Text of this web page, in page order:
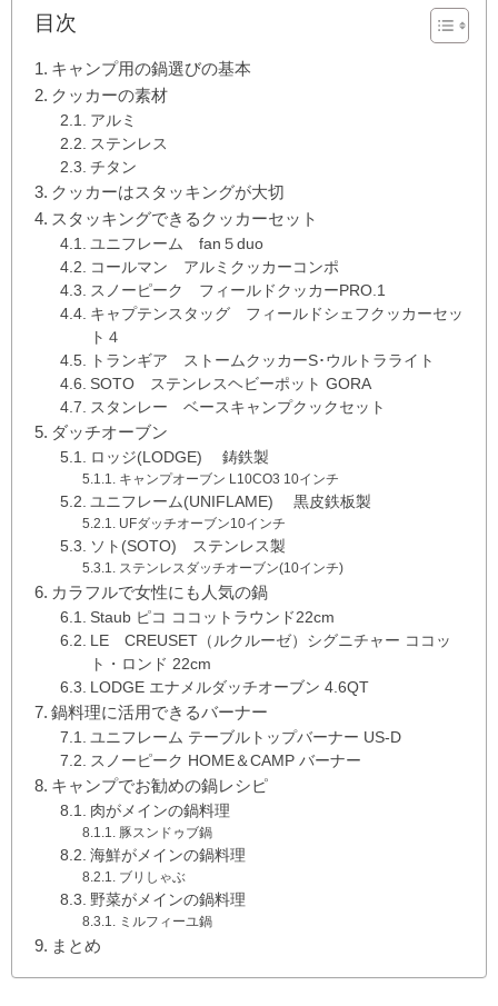
目次
キャンプ用の鍋選びの基本
クッカーの素材
アルミ
ステンレス
チタン
クッカーはスタッキングが大切
スタッキングできるクッカーセット
ユニフレーム fan５duo
コールマン アルミクッカーコンポ
スノーピーク フィールドクッカーPRO.1
キャプテンスタッグ フィールドシェフクッカーセッ
ト４
トランギア ストームクッカーS･ウルトラライト
SOTO ステンレスヘビーポット GORA
スタンレー ベースキャンプクックセット
ダッチオーブン
ロッジ(LODGE) 鋳鉄製
キャンプオーブン L10CO3 10インチ
ユニフレーム(UNIFLAME) 黒皮鉄板製
UFダッチオーブン10インチ
ソト(SOTO) ステンレス製
ステンレスダッチオーブン(10インチ)
カラフルで女性にも人気の鍋
Staub ピコ ココットラウンド22cm
LE CREUSET（ルクルーゼ）シグニチャー ココッ
ト・ロンド 22cm
LODGE エナメルダッチオーブン 4.6QT
鍋料理に活用できるバーナー
ユニフレーム テーブルトップバーナー US-D
スノーピーク HOME＆CAMP バーナー
キャンプでお勧めの鍋レシピ
肉がメインの鍋料理
豚スンドゥブ鍋
海鮮がメインの鍋料理
ブリしゃぶ
野菜がメインの鍋料理
ミルフィーユ鍋
まとめ